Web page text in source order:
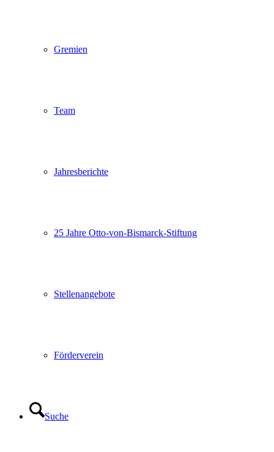
Gremien
Team
Jahresberichte
25 Jahre Otto-von-Bismarck-Stiftung
Stellenangebote
Förderverein
Suche